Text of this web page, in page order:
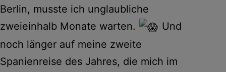
Berlin, musste ich unglaubliche
zweieinhalb Monate warten.
Und
noch länger auf meine zweite
Spanienreise des Jahres, die mich im